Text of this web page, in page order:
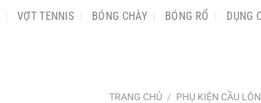
VỢT TENNIS BÓNG CHÀY BÓNG RỔ DỤNG
TRANG CHỦ / PHỤ KIỆN CẦU